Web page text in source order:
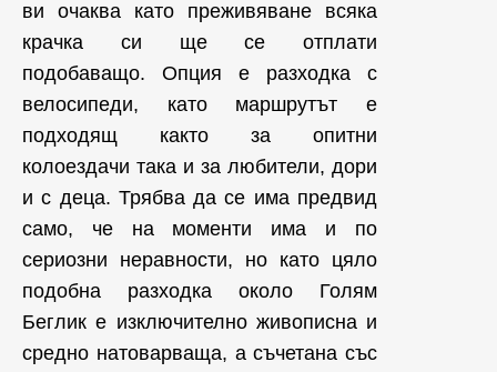
ви очаква като преживяване всяка
крачка си ще се отплати
подобаващо. Опция е разходка с
велосипеди, като маршрутът е
подходящ както за опитни
колоездачи така и за любители, дори
и с деца. Трябва да се има предвид
само, че на моменти има и по
сериозни неравности, но като цяло
подобна разходка около Голям
Беглик е изключително живописна и
средно натоварваща, а съчетана със